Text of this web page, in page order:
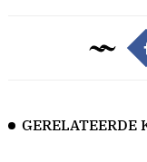
GERELATEERDE